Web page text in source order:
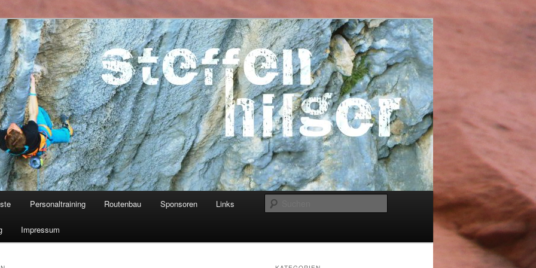
Personaltraining Routenbau Sponsoren Links
Impressum